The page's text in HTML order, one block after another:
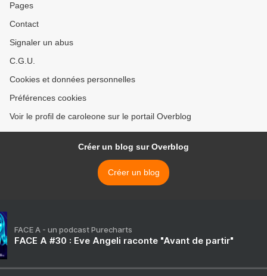
Pages
Contact
Signaler un abus
C.G.U.
Cookies et données personnelles
Préférences cookies
Voir le profil de caroleone sur le portail Overblog
Créer un blog sur Overblog
Créer un blog
FACE A - un podcast Purecharts
FACE A #30 : Eve Angeli raconte "Avant de partir"